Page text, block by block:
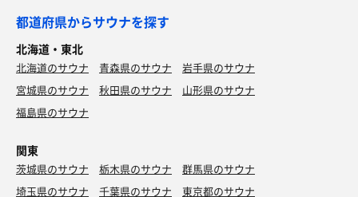
都道府県からサウナを探す
北海道・東北
北海道のサウナ 青森県のサウナ
岩手県のサウナ
宮城県のサウナ
秋田県のサウナ
山形県のサウナ
福島県のサウナ
関東
茨城県のサウナ 栃木県のサウナ
群馬県のサウナ
埼玉県のサウナ
千葉県のサウナ
東京都のサウナ